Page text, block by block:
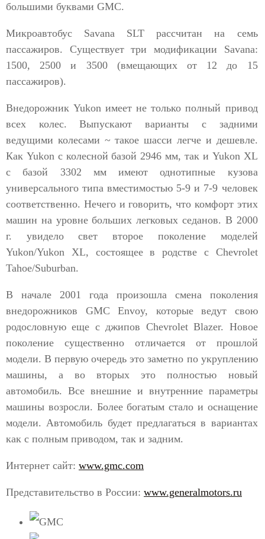
большими буквами GMC.
Микроавтобус Savana SLT рассчитан на семь
пассажиров. Существует три модификации Savana:
1500, 2500 и 3500 (вмещающих от 12 до 15
пассажиров).
Внедорожник Yukon имеет не только полный привод
всех колес. Выпускают варианты с задними
ведущими колесами ~ такое шасси легче и дешевле.
Как Yukon с колесной базой 2946 мм, так и Yukon XL
с базой 3302 мм имеют однотипные кузова
универсального типа вместимостью 5-9 и 7-9 человек
соответственно. Нечего и говорить, что комфорт этих
машин на уровне больших легковых седанов. В 2000
г. увидело свет второе поколение моделей
Yukon/Yukon XL, состоящее в родстве с Chevrolet
Tahoe/Suburban.
В начале 2001 года произошла смена поколения
внедорожников GMC Envoy, которые ведут свою
родословную еще с джипов Chevrolet Blazer. Новое
поколение существенно отличается от прошлой
модели. В первую очередь это заметно по укруплению
машины, а во вторых это полностью новый
автомобиль. Все внешние и внутренние параметры
машины возросли. Более богатым стало и оснащение
модели. Автомобиль будет предлагаться в вариантах
как с полным приводом, так и задним.
Интернет сайт: www.gmc.com
Представительство в России: www.generalmotors.ru